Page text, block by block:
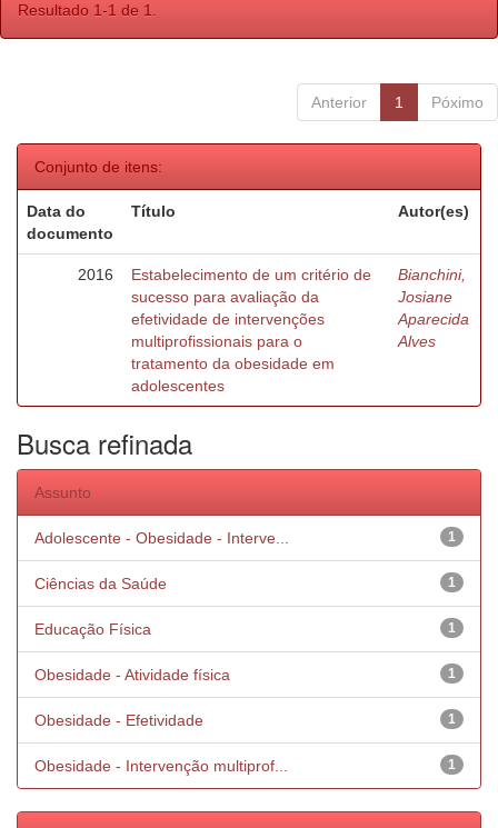
Resultado 1-1 de 1.
Anterior 1 Póximo
Conjunto de itens:
Data do
documento
Título Autor(es)
2016
Estabelecimento de um critério de
sucesso para avaliação da
efetividade de intervenções
multiprofissionais para o
tratamento da obesidade em
adolescentes
Bianchini,
Josiane
Aparecida
Alves
Busca refinada
Assunto
1
Adolescente - Obesidade - Interve...
1
Ciências da Saúde
1
Educação Física
1
Obesidade - Atividade física
1
Obesidade - Efetividade
1
Obesidade - Intervenção multiprof...